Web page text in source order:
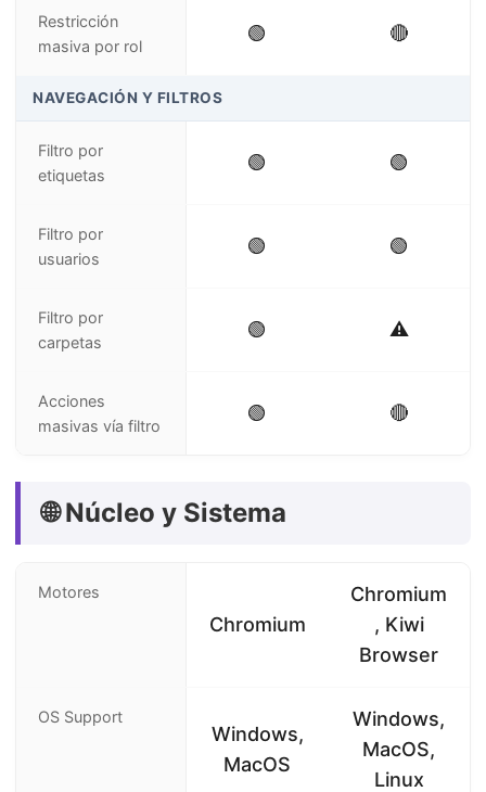
Restricción
masiva por rol
🟢 🔴
NAVEGACIÓN Y FILTROS
Filtro por
etiquetas
🟢 🟢
Filtro por
usuarios
🟢 🟢
Filtro por
carpetas
🟢 ⚠️
Acciones
masivas vía filtro
🟢 🔴
🌐 Núcleo y Sistema
Motores
Chromium
Chromium
, Kiwi
Browser
OS Support
Windows,
MacOS
Windows,
MacOS,
Linux